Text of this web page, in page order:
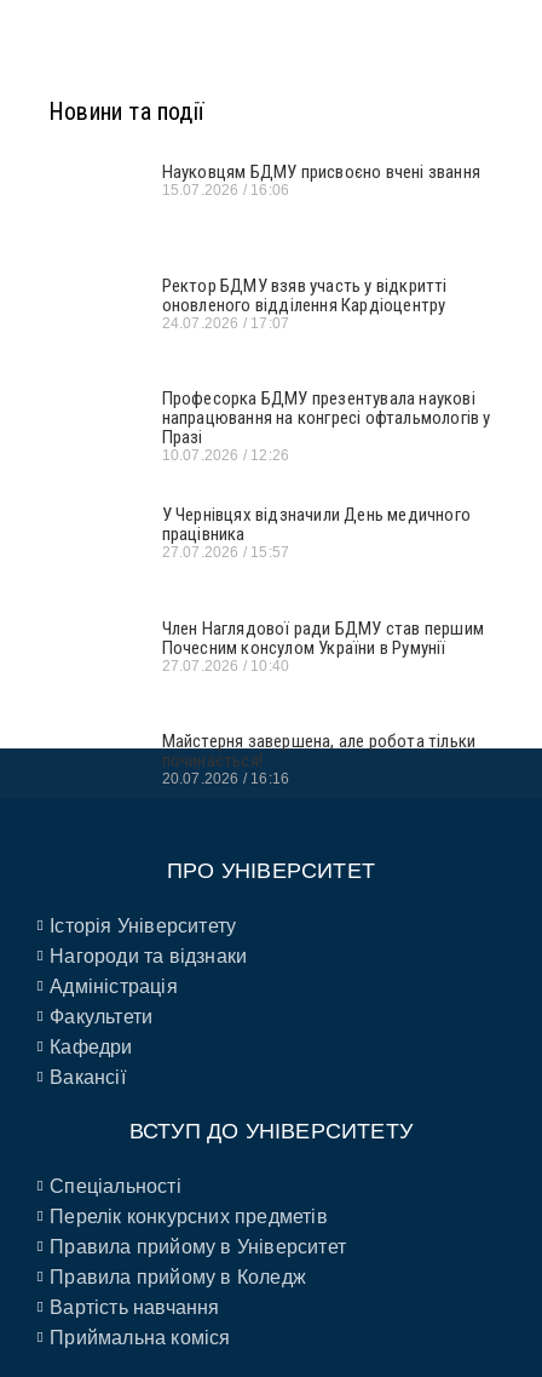
Новини та події
Науковцям БДМУ присвоєно вчені звання
15.07.2026 16:06
Ректор БДМУ взяв участь у відкритті
оновленого відділення Кардіоцентру
24.07.2026 17:07
Професорка БДМУ презентувала наукові
напрацювання на конгресі офтальмологів у
Празі
10.07.2026 12:26
У Чернівцях відзначили День медичного
працівника
27.07.2026 15:57
Член Наглядової ради БДМУ став першим
Почесним консулом України в Румунії
27.07.2026 10:40
Майстерня завершена, але робота тільки
починається!
20.07.2026 16:16
ПРО УНІВЕРСИТЕТ
Історія Університету
Нагороди та відзнаки
Адміністрація
Факультети
Кафедри
Вакансії
ВСТУП ДО УНІВЕРСИТЕТУ
Спеціальності
Перелік конкурсних предметів
Правила прийому в Університет
Правила прийому в Коледж
Вартість навчання
Приймальна коміся